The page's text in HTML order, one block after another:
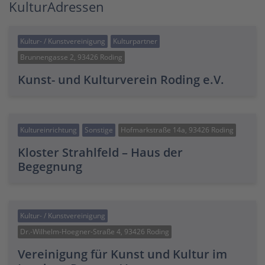
KulturAdressen
Kultur- / Kunstvereinigung
Kulturpartner
Brunnengasse 2, 93426 Roding
Kunst- und Kulturverein Roding e.V.
Kultureinrichtung Sonstige Hofmarkstraße 14a, 93426 Roding
Kloster Strahlfeld – Haus der
Begegnung
Kultur- / Kunstvereinigung
Dr.-Wilhelm-Hoegner-Straße 4, 93426 Roding
Vereinigung für Kunst und Kultur im